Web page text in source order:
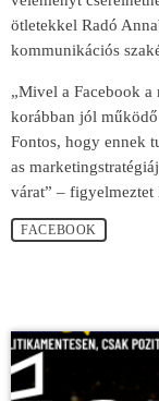
ötletekkel Radó
kommunikációs
„Mivel a Facebook a
korábban jól
Fontos, hogy ennek
as
várat” –
FACEBOOK